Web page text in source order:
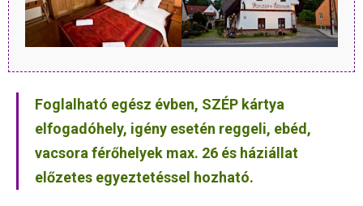
Foglalható egész évben, SZÉP kártya
elfogadóhely, igény esetén reggeli, ebéd,
vacsora férőhelyek max. 26 és háziállat
előzetes egyeztetéssel hozható.